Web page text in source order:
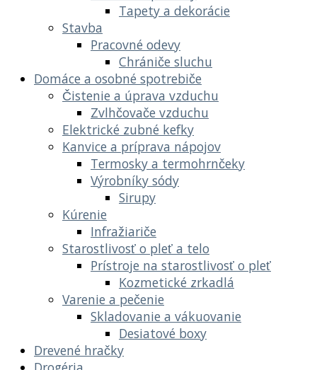
Tapety a dekorácie
Stavba
Pracovné odevy
Chrániče sluchu
Domáce a osobné spotrebiče
Čistenie a úprava vzduchu
Zvlhčovače vzduchu
Elektrické zubné kefky
Kanvice a príprava nápojov
Termosky a termohrnčeky
Výrobníky sódy
Sirupy
Kúrenie
Infražiariče
Starostlivosť o pleť a telo
Prístroje na starostlivosť o pleť
Kozmetické zrkadlá
Varenie a pečenie
Skladovanie a vákuovanie
Desiatové boxy
Drevené hračky